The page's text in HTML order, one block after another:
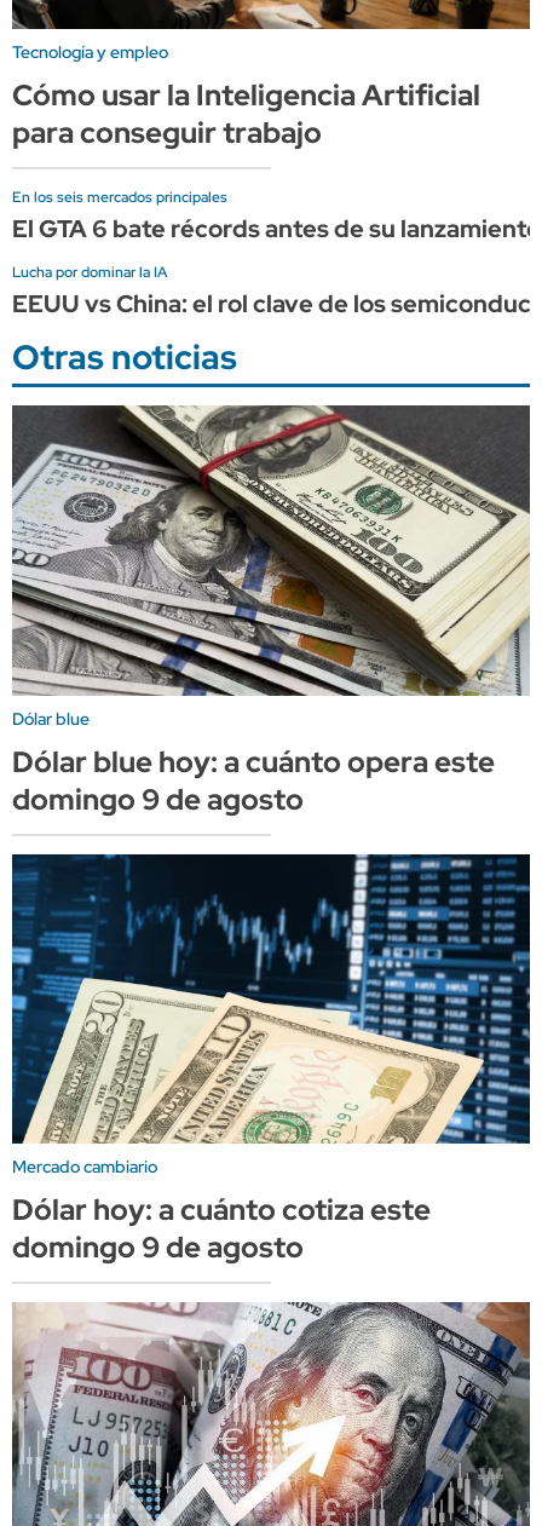
Tecnología y empleo
Cómo usar la Inteligencia Artificial
para conseguir trabajo
En los seis mercados principales
El GTA 6 bate récords antes de su
Lucha por dominar la IA
EEUU vs China: el rol clave de los
Otras noticias
Dólar blue
Dólar blue hoy: a cuánto opera este
domingo 9 de agosto
Mercado cambiario
Dólar hoy: a cuánto cotiza este
domingo 9 de agosto